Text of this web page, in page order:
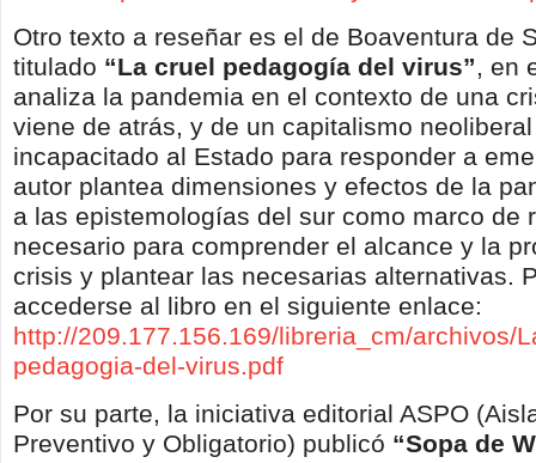
Otro texto a reseñar es el de Boaventura de
titulado “La cruel pedagogía del virus”, en
analiza la pandemia en el contexto de una
viene de atrás, y de un capitalismo
incapacitado al Estado para responder a
autor plantea dimensiones y efectos de la
a las epistemologías del sur como marco de
necesario para comprender el alcance y la
crisis y plantear las necesarias alternativas.
accederse al libro en el siguiente enlace:
http://209.177.156.169/libreria_cm/archivos/
pedagogia-del-virus.pdf
Por su parte, la iniciativa editorial ASPO
Preventivo y Obligatorio) publicó “Sopa de